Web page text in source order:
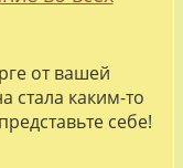
от вашей
стала каким-то
себе!